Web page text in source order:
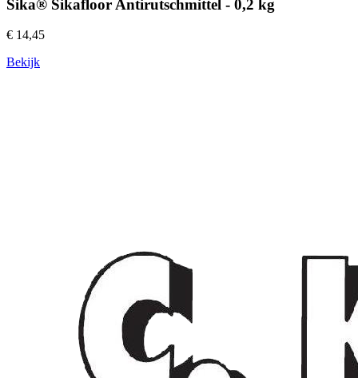
Sika® Sikafloor Antirutschmittel - 0,2 kg
€ 14,45
Bekijk